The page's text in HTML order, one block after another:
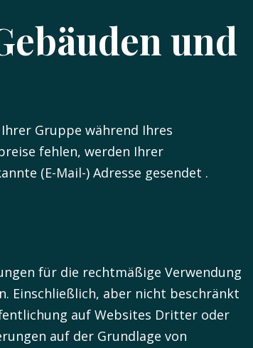
und
Gruppe während Ihres
fehlen, werden Ihrer
(E-Mail-) Adresse gesendet .
für die rechtmäßige Verwendung
Einschließlich, aber nicht beschränkt
auf Websites Dritter oder
auf der Grundlage von